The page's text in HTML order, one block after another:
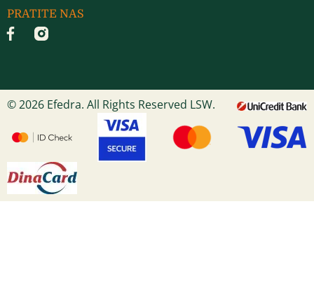
PRATITE NAS
© 2026 Efedra. All Rights Reserved LSW.